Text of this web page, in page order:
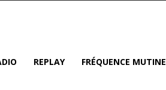
REPLAY FRÉQUENCE MUTINE